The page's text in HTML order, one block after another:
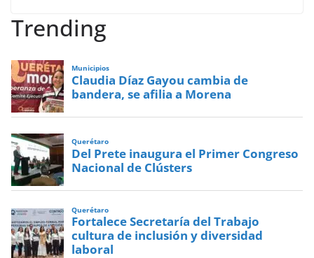
Trending
Municipios
Claudia Díaz Gayou cambia de
bandera, se afilia a Morena
Querétaro
Del Prete inaugura el Primer Congreso
Nacional de Clústers
Querétaro
Fortalece Secretaría del Trabajo
cultura de inclusión y diversidad
laboral